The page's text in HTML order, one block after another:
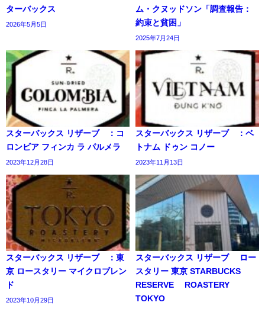
ターバックス
2026年5月5日
ム・クヌッドソン「調査報告：
約束と貧困」
2025年7月24日
スターバックス リザーブ®：コ
ロンビア フィンカ ラ パルメラ
2023年12月28日
スターバックス リザーブ®：ベ
トナム ドゥン コノー
2023年11月13日
スターバックス リザーブ®：東
京 ロースタリー マイクロブレン
ド™
2023年10月29日
スターバックス リザーブ® ロー
スタリー 東京 STARBUCKS
RESERVE® ROASTERY
TOKYO